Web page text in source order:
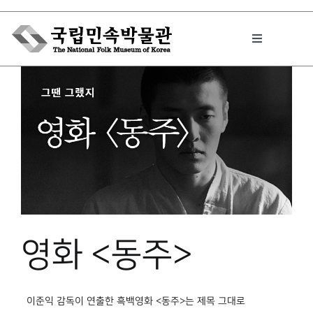
Skip
content
Toggle
박물관에서는
민속이야기
원문보기 PDF
영화 <동주>
이준익 감독이 연출한 흑백영화 <동주>는 제목 그대로